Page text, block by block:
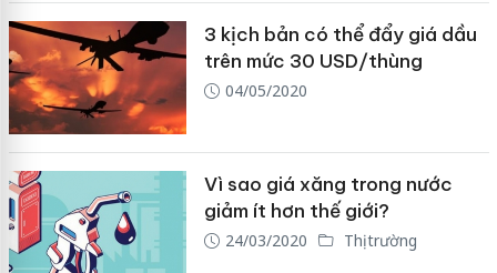
3 kịch bản có thể đẩy giá dầu
trên mức 30 USD/thùng
04/05/2020
Vì sao giá xăng trong nước
giảm ít hơn thế giới?
24/03/2020 Thị trường